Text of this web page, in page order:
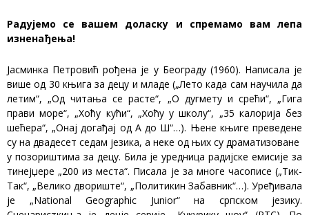
Радујемо се вашем доласку и спремамо вам лепа
изненађења!
Јасминка Петровић рођена је у Београду (1960). Написала је
више од 30 књига за децу и младе („Лето када сам научила да
летим“, „Од читања се расте“, „О дугмету и срећи“, „Гига
прави море“, „Хоћу кући“, „Хоћу у школу“, „35 калорија без
шећера“, „Онај догађај од А до Ш“…). Њене књиге преведене
су на двадесет седам језика, а неке од њих су драматизоване
у позориштима за децу. Била је уредница радијске емисије за
тинејџере „200 из места“. Писала је за многе часописе („Тик-
Так“, „Велико двориште“, „Политикин Забавник“…). Уређивала
је „National Geographic Junior“ на српском језику.